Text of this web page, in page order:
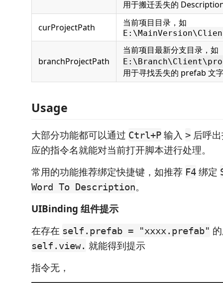
用于搬迁丢失的
curProjectPath 当前项目目录，如
branchProjectPath
当前项目最新分支目录，如
用于寻找丢失的 prefab 文
Usage
大部分功能都可以通过 Ctrl+P 输入 > 后呼
应的指令名就能对当前打开脚本进行处理。
常用的功能推荐绑定快捷键，如推荐 F4 绑定
Word To Description。
UIBinding 组件提示
在存在 self.prefab = "xxxx.prefab"
self.view. 就能得到提示
指令无，